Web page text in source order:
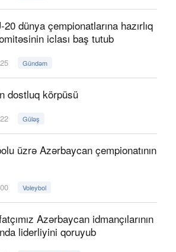
dünya çempionatlarına hazırlıq
iclası baş tutub
Gündəm
dostluq körpüsü
Güləş
üzrə Azərbaycan çempionatının
Voleybol
Azərbaycan idmançılarının
liderliyini qoruyub